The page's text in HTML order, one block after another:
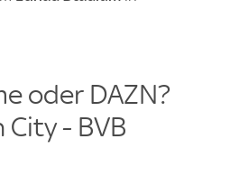
oder DAZN?
- BVB